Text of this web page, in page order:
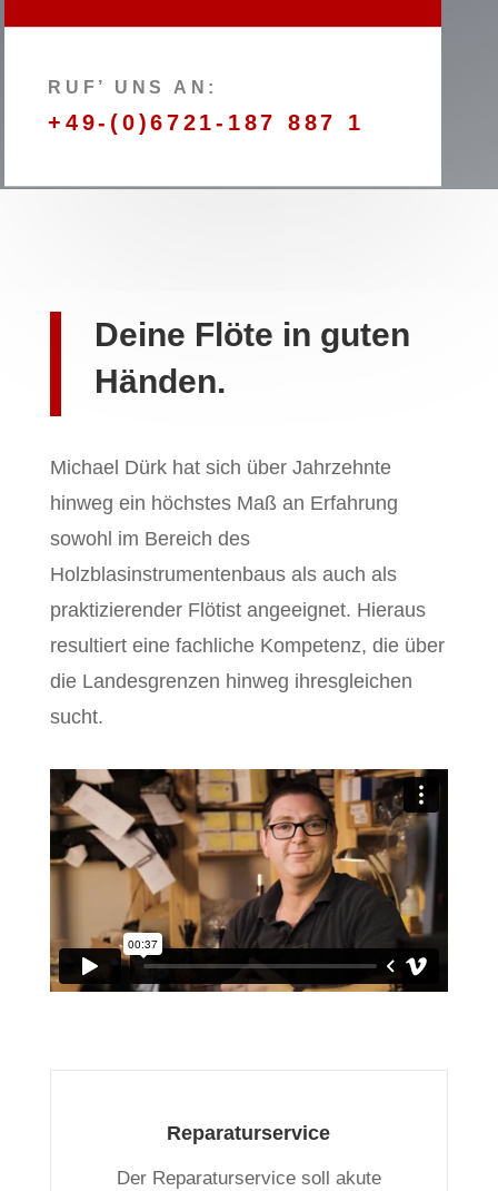
RUF’ UNS AN:
+49-(0)6721-187 887 1
Deine Flöte in guten
Händen.
Michael Dürk hat sich über Jahrzehnte
hinweg ein höchstes Maß an Erfahrung
sowohl im Bereich des
Holzblasinstrumentenbaus als auch als
praktizierender Flötist angeeignet. Hieraus
resultiert eine fachliche Kompetenz, die über
die Landesgrenzen hinweg ihresgleichen
sucht.
Reparaturservice
Der Reparaturservice soll akute